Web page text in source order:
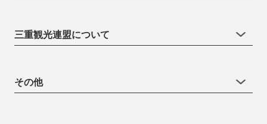
三重観光連盟について
その他